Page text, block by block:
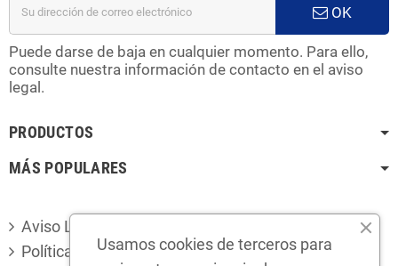
OK
Puede darse de baja en cualquier momento. Para ello,
consulte nuestra información de contacto en el aviso
legal.
PRODUCTOS
MÁS POPULARES
Aviso Legal
Política de privacidadUsamos cookies de terceros para